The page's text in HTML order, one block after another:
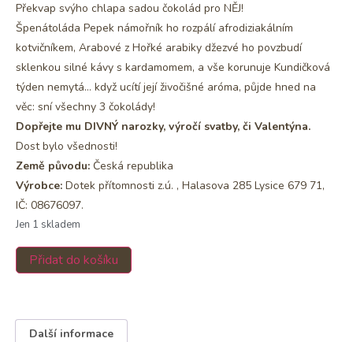
Překvap svýho chlapa sadou čokolád pro NĚJ!
Špenátoláda Pepek námořník ho rozpálí afrodiziakálním
kotvičníkem, Arabové z Hořké arabiky džezvé ho povzbudí
sklenkou silné kávy s kardamomem, a vše korunuje Kundičková
týden nemytá… když ucítí její živočišné aróma, půjde hned na
věc: sní všechny 3 čokolády!
Dopřejte mu DIVNÝ narozky, výročí svatby, či Valentýna.
Dost bylo všednosti!
Země původu: Česká republika
Výrobce: Dotek přítomnosti z.ú. , Halasova 285 Lysice 679 71,
IČ: 08676097.
Jen 1 skladem
Přidat do košíku
Další informace